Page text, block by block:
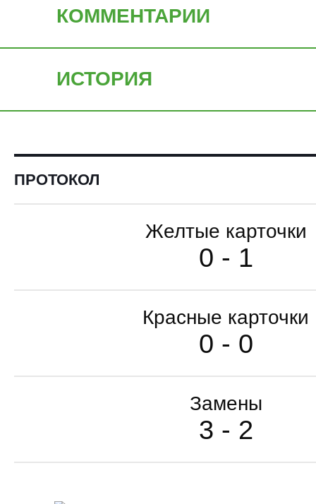
КОММЕНТАРИИ
ИСТОРИЯ
ПРОТОКОЛ
Желтые карточки
0 - 1
Красные карточки
0 - 0
Замены
3 - 2